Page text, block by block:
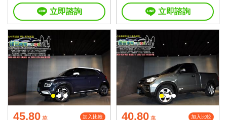
立即諮詢 立即諮詢
45.80 萬 加入比較 40.80 萬 加入比較